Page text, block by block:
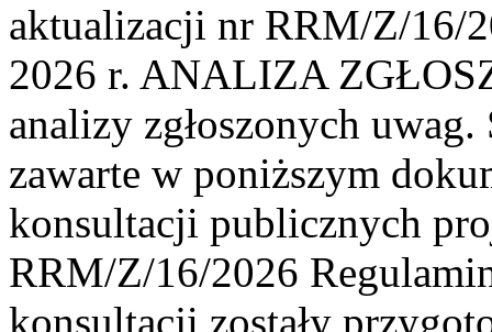
aktualizacji nr RRM/Z/16/
2026 r. ANALIZA
analizy zgłoszonych
zawarte w poniższym
konsultacji publicznych
RRM/Z/16/2026
konsultacji zostały